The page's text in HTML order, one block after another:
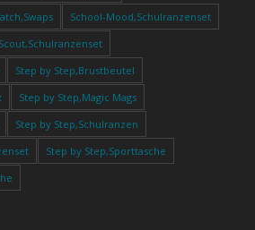
School-Mood,Schulranzenset
Scout,Schulranzenset
Step by Step,Brustbeutel
Step by Step,Magic Mags
Step by Step,Schulranzen
Step by Step,Sporttasche